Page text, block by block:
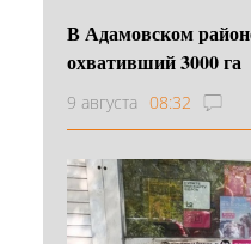
В Адамовском
охвативший 3000 га
9 августа 08:32